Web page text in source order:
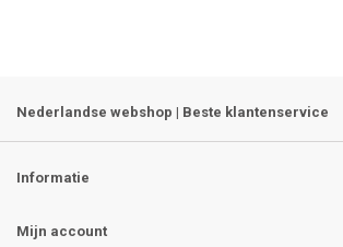
Nederlandse webshop | Beste klantenservice
Informatie
Mijn account